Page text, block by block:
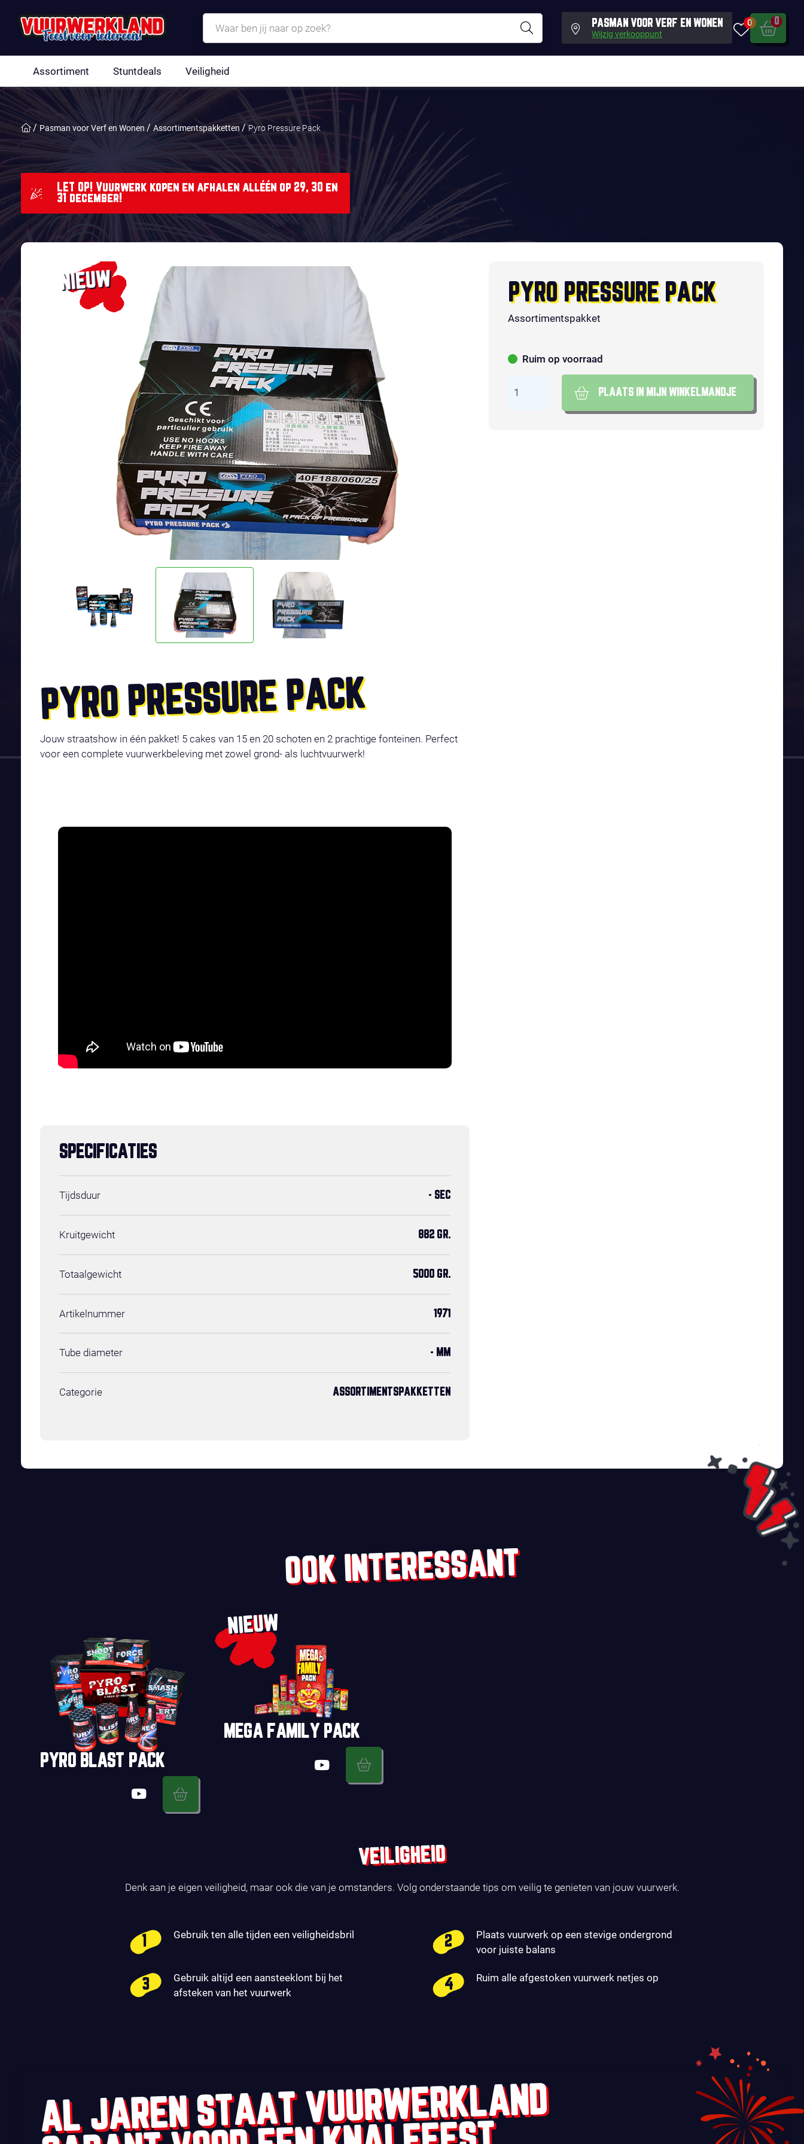
PASMAN VOOR VERF EN WONEN
Wijzig verkooppunt
0 0
Assortiment Stuntdeals Veiligheid
Pasman voor Verf en Wonen Assortimentspakketten Pyro Pressure Pack
LET OP! Vuurwerk kopen en afhalen alléén op 29, 30 en
31 december!
NIEUW
PYRO PRESSURE PACK
Jouw straatshow in één pakket! 5 cakes van 15 en 20 schoten en 2 prachtige fonteinen. Perfect
voor een complete vuurwerkbeleving met zowel grond- als luchtvuurwerk!
PYRO PRESSURE PACK
Assortimentspakket
Ruim op voorraad
PLAATS IN MIJN WINKELMANDJE
SPECIFICATIES
Tijdsduur - SEC
Kruitgewicht 882 GR.
Totaalgewicht 5000 GR.
Artikelnummer 1971
Tube diameter - MM
Categorie ASSORTIMENTSPAKKETTEN
OOK INTERESSANT
PYRO BLAST PACK
NIEUW
MEGA FAMILY PACK
VEILIGHEID
Denk aan je eigen veiligheid, maar ook die van je omstanders. Volg onderstaande tips om veilig te genieten van jouw vuurwerk.
Gebruik ten alle tijden een veiligheidsbril
Plaats vuurwerk op een stevige ondergrond
voor juiste balans
Gebruik altijd een aansteeklont bij het
afsteken van het vuurwerk
Ruim alle afgestoken vuurwerk netjes op
AL JAREN STAAT VUURWERKLAND